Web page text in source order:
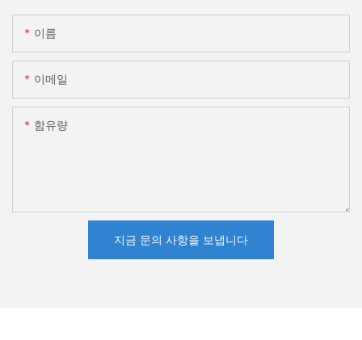
이름
이메일
함유량
지금 문의 사항을 보냅니다